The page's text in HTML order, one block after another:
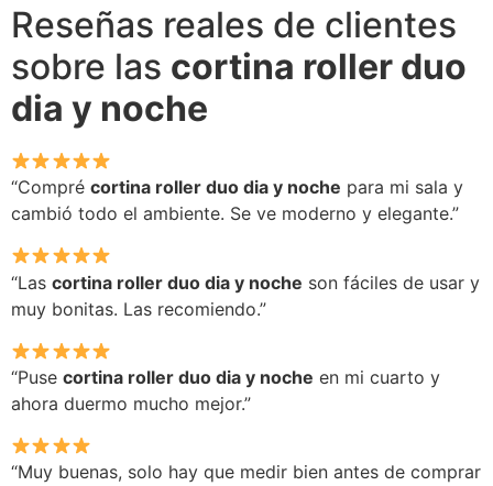
Reseñas reales de clientes
sobre las cortina roller duo
dia y noche
“Compré cortina roller duo dia y noche para mi sala y
cambió todo el ambiente. Se ve moderno y elegante.”
“Las cortina roller duo dia y noche son fáciles de usar y
muy bonitas. Las recomiendo.”
“Puse cortina roller duo dia y noche en mi cuarto y
ahora duermo mucho mejor.”
“Muy buenas, solo hay que medir bien antes de comprar